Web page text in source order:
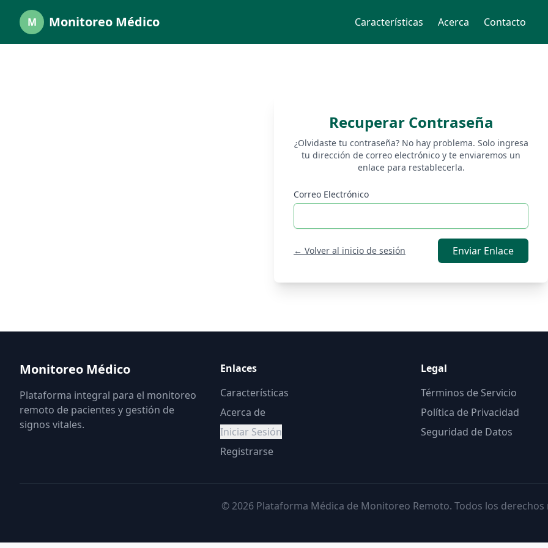
M Monitoreo Médico Características Acerca Contacto
Recuperar Contraseña
¿Olvidaste tu contraseña? No hay problema. Solo ingresa
tu dirección de correo electrónico y te enviaremos un
enlace para restablecerla.
Correo Electrónico
← Volver al inicio de sesión Enviar Enlace
Monitoreo Médico
Plataforma integral para el monitoreo
remoto de pacientes y gestión de
signos vitales.
Enlaces
Características
Acerca de
Iniciar Sesión
Registrarse
Legal
Términos de Servicio
Política de Privacidad
Seguridad de Datos
© 2026 Plataforma Médica de Monitoreo Remoto. Todos los derechos